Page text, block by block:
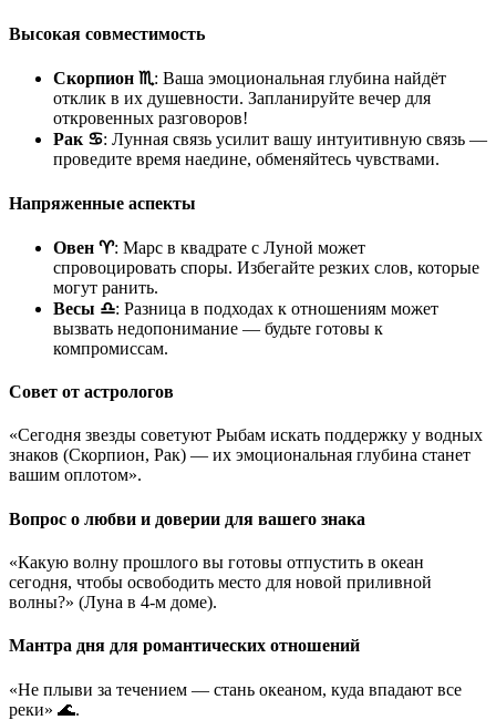
Высокая совместимость
Скорпион ♏: Ваша эмоциональная глубина найдёт
отклик в их душевности. Запланируйте вечер для
откровенных разговоров!
Рак ♋: Лунная связь усилит вашу интуитивную связь —
проведите время наедине, обменяйтесь чувствами.
Напряженные аспекты
Овен ♈: Марс в квадрате с Луной может
спровоцировать споры. Избегайте резких слов, которые
могут ранить.
Весы ♎: Разница в подходах к отношениям может
вызвать недопонимание — будьте готовы к
компромиссам.
Совет от астрологов
«Сегодня звезды советуют Рыбам искать поддержку у водных
знаков (Скорпион, Рак) — их эмоциональная глубина станет
вашим оплотом».
Вопрос о любви и доверии для вашего знака
«Какую волну прошлого вы готовы отпустить в океан
сегодня, чтобы освободить место для новой приливной
волны?» (Луна в 4-м доме).
Мантра дня для романтических отношений
«Не плыви за течением — стань океаном, куда впадают все
реки» 🌊.